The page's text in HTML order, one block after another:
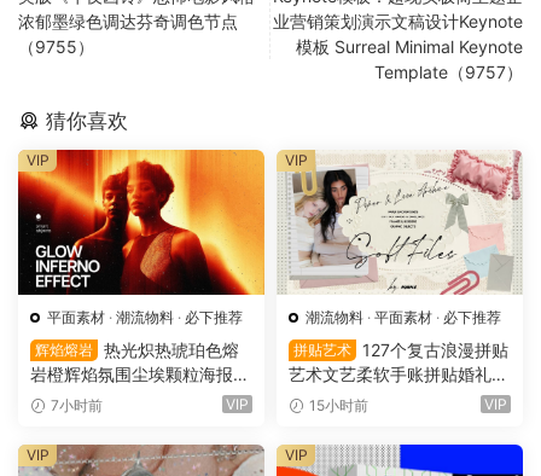
浓郁墨绿色调达芬奇调色节点
（9755）
业营销策划演示文稿设计Keynote
模板 Surreal Minimal Keynote
Template（9757）
猜你喜欢
平面素材 · 潮流物料 · 必下推荐
辉焰熔岩 热光炽热琥珀色熔
岩橙辉焰氛围尘埃颗粒海报封
面设计PSD特效样机 Glow Inf
7小时前 VIP
VIP
潮流物料 · 平面素材 · 必下推荐
拼贴艺术
127个复古浪漫拼贴
艺术文艺柔软手账拼贴婚礼纸
张边框信封蕾丝蝴蝶结小物件
oft Files: Minimal Archive Co
llage（16152）
15小时前 VIP
VIP
VIP VIP